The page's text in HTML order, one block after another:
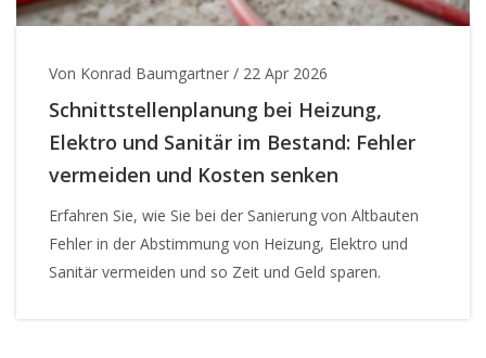
Von Konrad Baumgartner / 22 Apr 2026
Schnittstellenplanung bei Heizung,
Elektro und Sanitär im Bestand: Fehler
vermeiden und Kosten senken
Erfahren Sie, wie Sie bei der Sanierung von Altbauten
Fehler in der Abstimmung von Heizung, Elektro und
Sanitär vermeiden und so Zeit und Geld sparen.